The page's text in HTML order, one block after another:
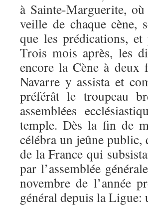
à Sainte-Marguerite,
veille de chaque cène,
que les prédications,
Trois mois après, les
encore la Cène à
Navarre y assista et
préférât le troupeau
assemblées
temple. Dès la fin de
célébra un jeûne public,
de la France qui
par l’assemblée
novembre de l’année
général depuis la Ligue: